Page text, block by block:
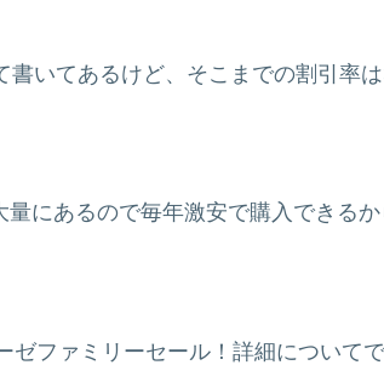
書いてあるけど、そこまでの割引率
にあるので毎年激安で購入できるか
ゼファミリーセール！詳細についてで